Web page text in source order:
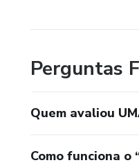
Perguntas
Quem avaliou
Como funciona o